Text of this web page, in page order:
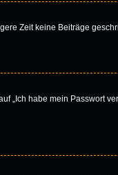
Zeit keine Beiträge
„Ich habe mein Passwort